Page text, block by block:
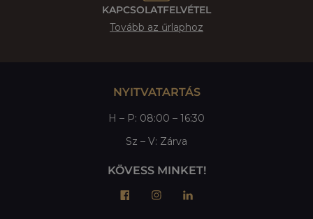
KAPCSOLATFELVÉTEL
Tovább az űrlaphoz
NYITVATARTÁS
H – P: 08:00 – 16:30
Sz – V: Zárva
KÖVESS MINKET!